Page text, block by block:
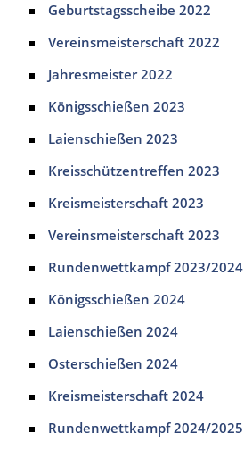
Geburtstagsscheibe 2022
Vereinsmeisterschaft 2022
Jahresmeister 2022
Königsschießen 2023
Laienschießen 2023
Kreisschützentreffen 2023
Kreismeisterschaft 2023
Vereinsmeisterschaft 2023
Rundenwettkampf 2023/2024
Königsschießen 2024
Laienschießen 2024
Osterschießen 2024
Kreismeisterschaft 2024
Rundenwettkampf 2024/2025